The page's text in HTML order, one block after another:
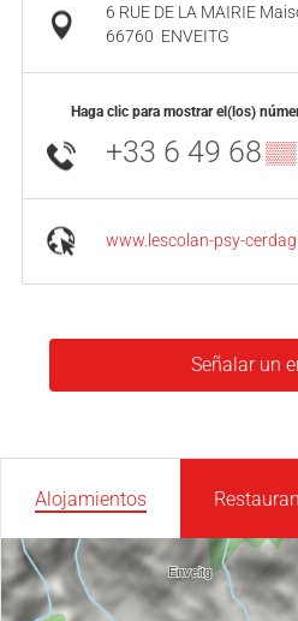
6 RUE DE LA MAIRIE
66760 ENVEITG
Haga clic para mostrar el(los)
+33 6 49 68
www.lescolan-psy-
Señalar un
Alojamientos